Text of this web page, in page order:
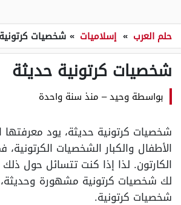
حلم العرب » إسلاميات » شخصيات
شخصيات كرتونية حديثة
بواسطة وحيد– منذ سنة واحدة
شخصيات كرتونية حديثة، يود
الأطفال والكبار الشخصيات
الكارتون. لذا إذا كنت تتسائل حول
شخصيات كرتونية.